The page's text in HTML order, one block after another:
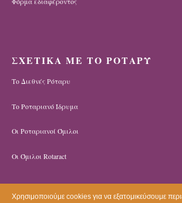
ΣΧΕΤΙΚΑ ΜΕ ΤΟ ΡΟΤΑΡΥ
Το Διεθνές Ρόταρυ
Το Ροταριανό Ίδρυμα
Οι Ροταριανοί Όμιλοι
Οι Όμιλοι Rotaract
Χρησιμοποιούμε cookies για να εξατομικεύσουμε